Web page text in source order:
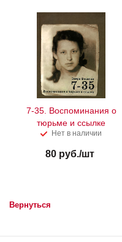
7-35. Воспоминания о
тюрьме и ссылке
Нет в наличии
80 руб./шт
Вернуться